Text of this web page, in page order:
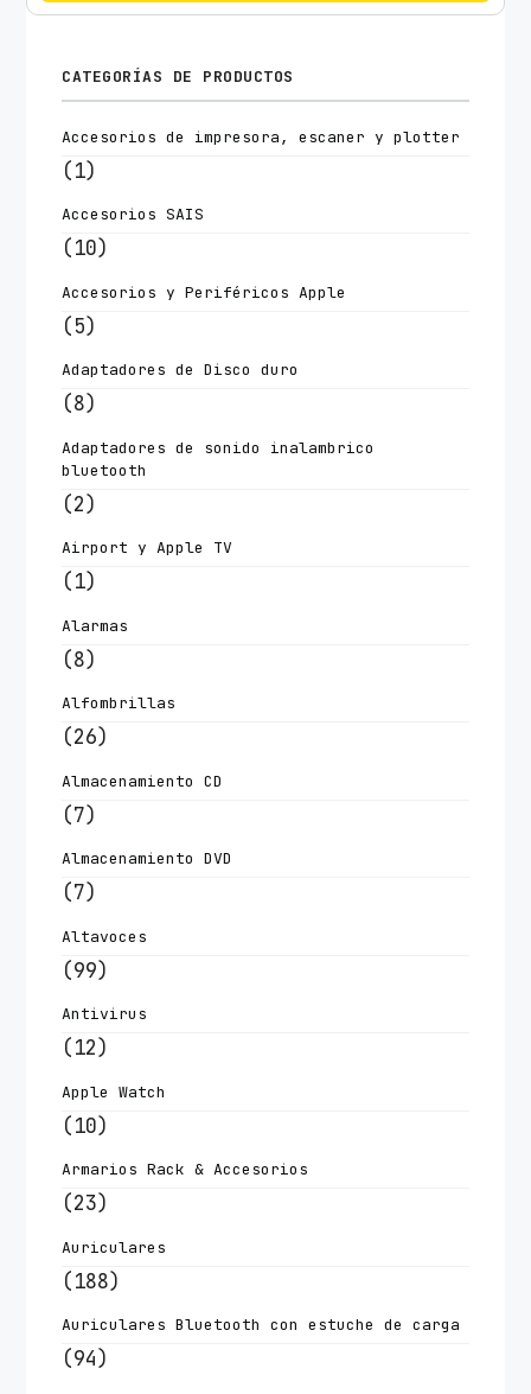
CATEGORÍAS DE PRODUCTOS
Accesorios de impresora, escaner y plotter
(1)
Accesorios SAIS
(10)
Accesorios y Periféricos Apple
(5)
Adaptadores de Disco duro
(8)
Adaptadores de sonido inalambrico
bluetooth
(2)
Airport y Apple TV
(1)
Alarmas
(8)
Alfombrillas
(26)
Almacenamiento CD
(7)
Almacenamiento DVD
(7)
Altavoces
(99)
Antivirus
(12)
Apple Watch
(10)
Armarios Rack & Accesorios
(23)
Auriculares
(188)
Auriculares Bluetooth con estuche de carga
(94)